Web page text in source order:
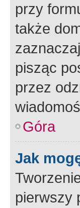
przy
także
pisząc
przez
Góra
Jak
pierwszy